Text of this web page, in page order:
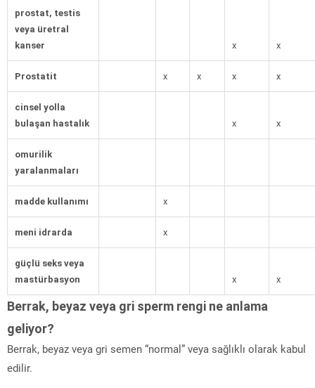
prostat, testis
veya üretral
kanser
x x
Prostatit x x x x
cinsel yolla
bulaşan hastalık
x x
omurilik
yaralanmaları
madde kullanımı x
meni idrarda x
güçlü seks veya
mastürbasyon
x x
Berrak, beyaz veya gri sperm rengi ne anlama
geliyor?
Berrak, beyaz veya gri semen “normal” veya sağlıklı olarak kabul
edilir.